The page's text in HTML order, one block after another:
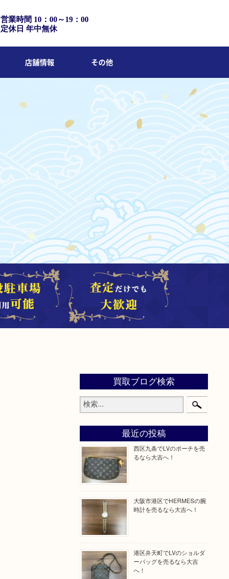
営業時間 10：00～19：00
定休日 年中無休
店舗情報 その他
買取ブログ検索
最近の投稿
西区九条でLVのポーチを売
るなら大吉へ！
大阪市港区でHERMESの腕
時計を売るなら大吉へ！
港区弁天町でLVのショルダ
ーバッグを売るなら大吉
へ！